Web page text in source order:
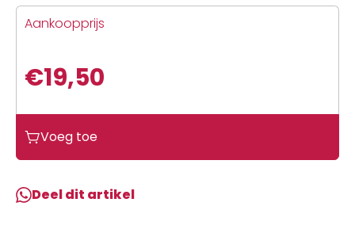
Aankoopprijs
€19,50
Voeg toe
Deel dit artikel